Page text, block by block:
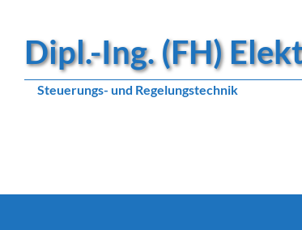
Dipl.-Ing. (FH)
Steuerungs- und Regelungstechnik